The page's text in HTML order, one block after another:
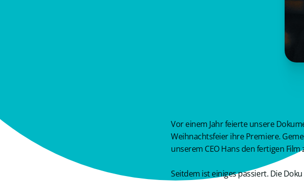
Vor einem Jahr feierte unsere
Weihnachtsfeier ihre Premiere.
unserem CEO Hans den fertigen
Seitdem ist einiges passiert. Die